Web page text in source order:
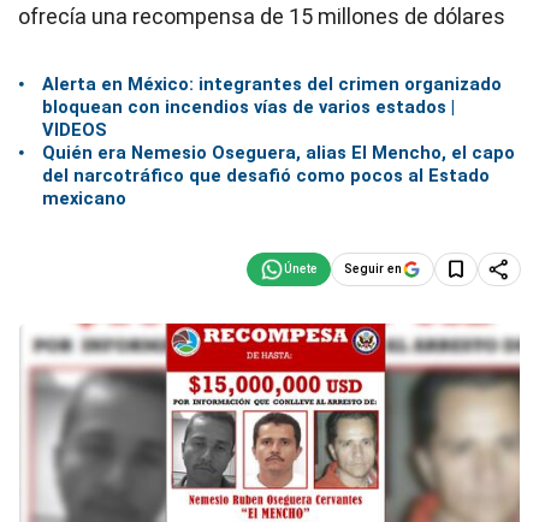
ofrecía una recompensa de 15 millones de dólares
Alerta en México: integrantes del crimen organizado
bloquean con incendios vías de varios estados |
VIDEOS
Quién era Nemesio Oseguera, alias El Mencho, el capo
del narcotráfico que desafió como pocos al Estado
mexicano
Seguir en